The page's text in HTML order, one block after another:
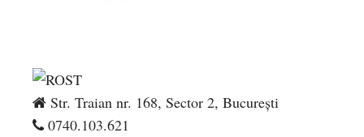
Str. Traian nr. 168, Sector 2, București
0740.103.621